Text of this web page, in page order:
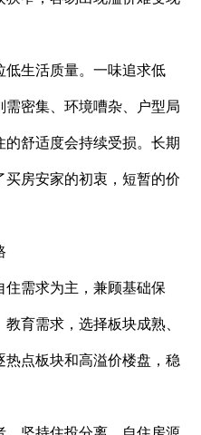
生活质量。一味追求低
密集、环境嘈杂、户型局
舒适度会持续受损。长期
房安家的初衷，短暂的价
需求为主，兼顾基础保
育需求，选择板块成熟、
点板块和高溢价楼盘，稳